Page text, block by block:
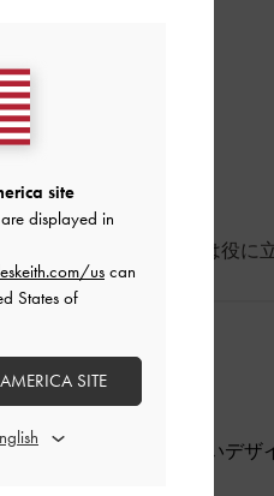
このレビューは役に
地のリボンもあまりないデザ
site
displayed in
uscan
States of
SITE